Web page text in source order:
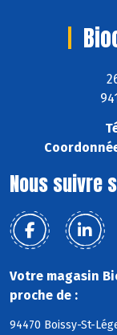
Nous suivre
Votre magasin
proche de :
94470 Boissy-St-